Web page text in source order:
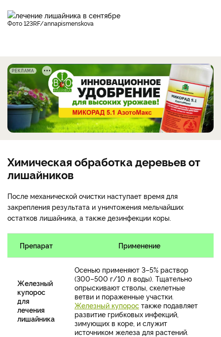
фото 123RF/annapismenskova
РЕКЛАМА
Химическая обработка деревьев от
лишайников
После механической очистки наступает время для
закрепления результата и уничтожения мельчайших
остатков лишайника, а также дезинфекции коры.
Препарат Применение
Железный
купорос
для
лечения
лишайника
Осенью применяют 3–5% раствор
(300–500 г/10 л воды). Тщательно
опрыскивают стволы, скелетные
ветви и пораженные участки.
Железный купорос также подавляет
развитие грибковых инфекций,
зимующих в коре, и служит
источником железа для растений.